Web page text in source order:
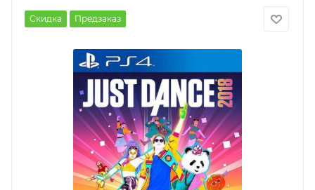
Скидка Предзаказ